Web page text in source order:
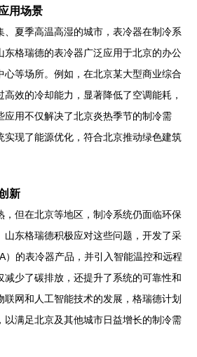
用场景
、夏季高温高湿的城市，表冷器在制冷系
东格瑞德的表冷器广泛应用于北京的办公
心等场所。例如，在北京某大型商业综合
效的冷却能力，显著降低了空调能耗，
应用不仅解决了北京炎热季节的制冷需
实现了能源优化，符合北京推动绿色建筑
新
，但在北京等地区，制冷系统仍面临环保
山东格瑞德积极应对这些问题，开发了采
）的表冷器产品，并引入智能温控和远程
减少了碳排放，还提升了系统的可靠性和
网和人工智能技术的发展，格瑞德计划
以满足北京及其他城市日益增长的制冷需